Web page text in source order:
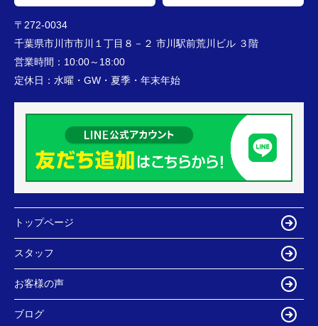
〒272-0034
千葉県市川市市川１丁目８－２ 市川駅前荒川ビル ３階
営業時間： 10:00～18:00
定休日： 水曜・GW・夏季・年末年始
トップページ
スタッフ
お客様の声
ブログ